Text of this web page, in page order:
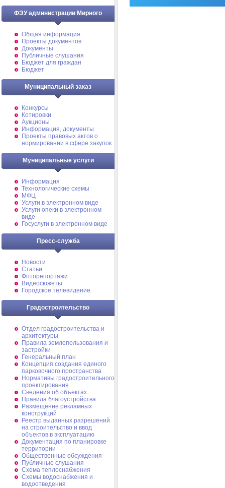
ФЭУ администрации Мирного
Общая информация
Проекты документов
Документы
Публичные слушания
Бюджет для граждан
Бюджет
Муниципальный заказ
Конкурсы
Котировки
Аукционы
Информация, документы
Проекты правовых актов о
нормировании в сфере закупок
Муниципальные услуги
Информация
Технологические схемы
МФЦ
Услуги в электронном виде
Услуги опеки в электронном
виде
Госуслуги в электронном виде
Пресс-служба
Новости
Статьи
Фоторепортажи
Видеосюжеты
Городское телевидение
Градостроительство
Отдел градостроительства и
архитектуры
Правила землепользования и
застройки
Генеральный план
Концепция создания единого
парковочного пространства
Нормативы градостроительного
проектирования
Сведения об объектах
Правила благоустройства
Размещение рекламных
конструкций
Реестр выданных разрешений
на строительство и ввод
объектов в эксплуатацию
Документация по планировке
территории
Общественные обсуждения
Публичные слушания
Схема теплоснабжения
Схемы водоснабжения и
водоотведения